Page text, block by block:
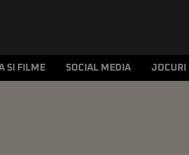
SI FILME SOCIAL MEDIA JOCURI